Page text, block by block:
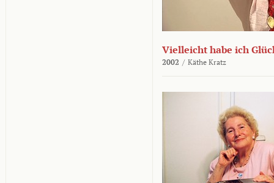
Vielleicht habe ich
2002 / Käthe Kratz